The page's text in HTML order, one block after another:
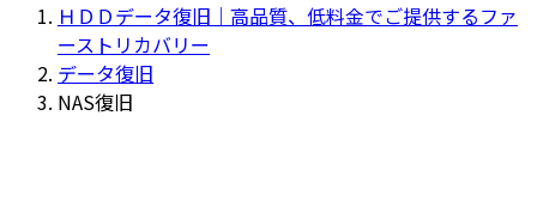
ＨＤＤデータ復旧｜高品質、低料金でご提供するファ
ーストリカバリー
データ復旧
NAS復旧